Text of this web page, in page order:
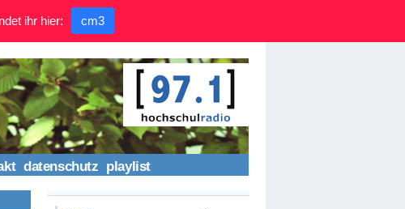
datenschutz playlist
ihr hier: cm3